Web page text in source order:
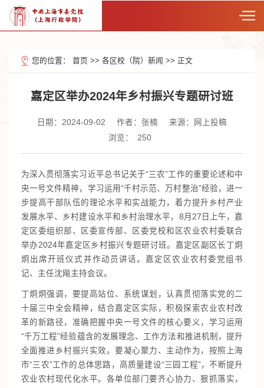
您的位置： 首页 >> 各区校（院）新闻 >> 正文
嘉定区举办2024年乡村振兴专题研讨班
日期：2024-09-02 作者：张楠
来源：网上投稿
浏览：
250
为深入贯彻落实习近平总书记关于“三农”工作的重要论述和中
央一号文件精神，学习运用“千村示范、万村整治”经验，进一
步提高干部队伍的理论水平和实战能力，着力提升乡村产业
发展水平、乡村建设水平和乡村治理水平，8月27日上午，嘉
定区委组织部、区委宣传部、区委党校和区农业农村委联合
举办2024年嘉定区乡村振兴专题研讨班。嘉定区副区长丁炯
炯出席开班仪式并作动员讲话。嘉定区农业农村委党组书
记、主任沈飚主持会议。
丁炯炯强调，要提高站位、系统谋划，认真贯彻落实党的二
十届三中全会精神，结合嘉定区实际，积极探索农业农村改
革的新路径，准确把握中央一号文件的核心要义，学习运用
“千万工程”经验蕴含的发展理念、工作方法和推进机制，提升
全面推进乡村振兴实效。要凝心聚力、主动作为，按照上海
市“三农”工作的总体思路，高质量建设“三园工程”，不断提升
农业农村现代化水平。各单位部门要齐心协力、狠抓落实，